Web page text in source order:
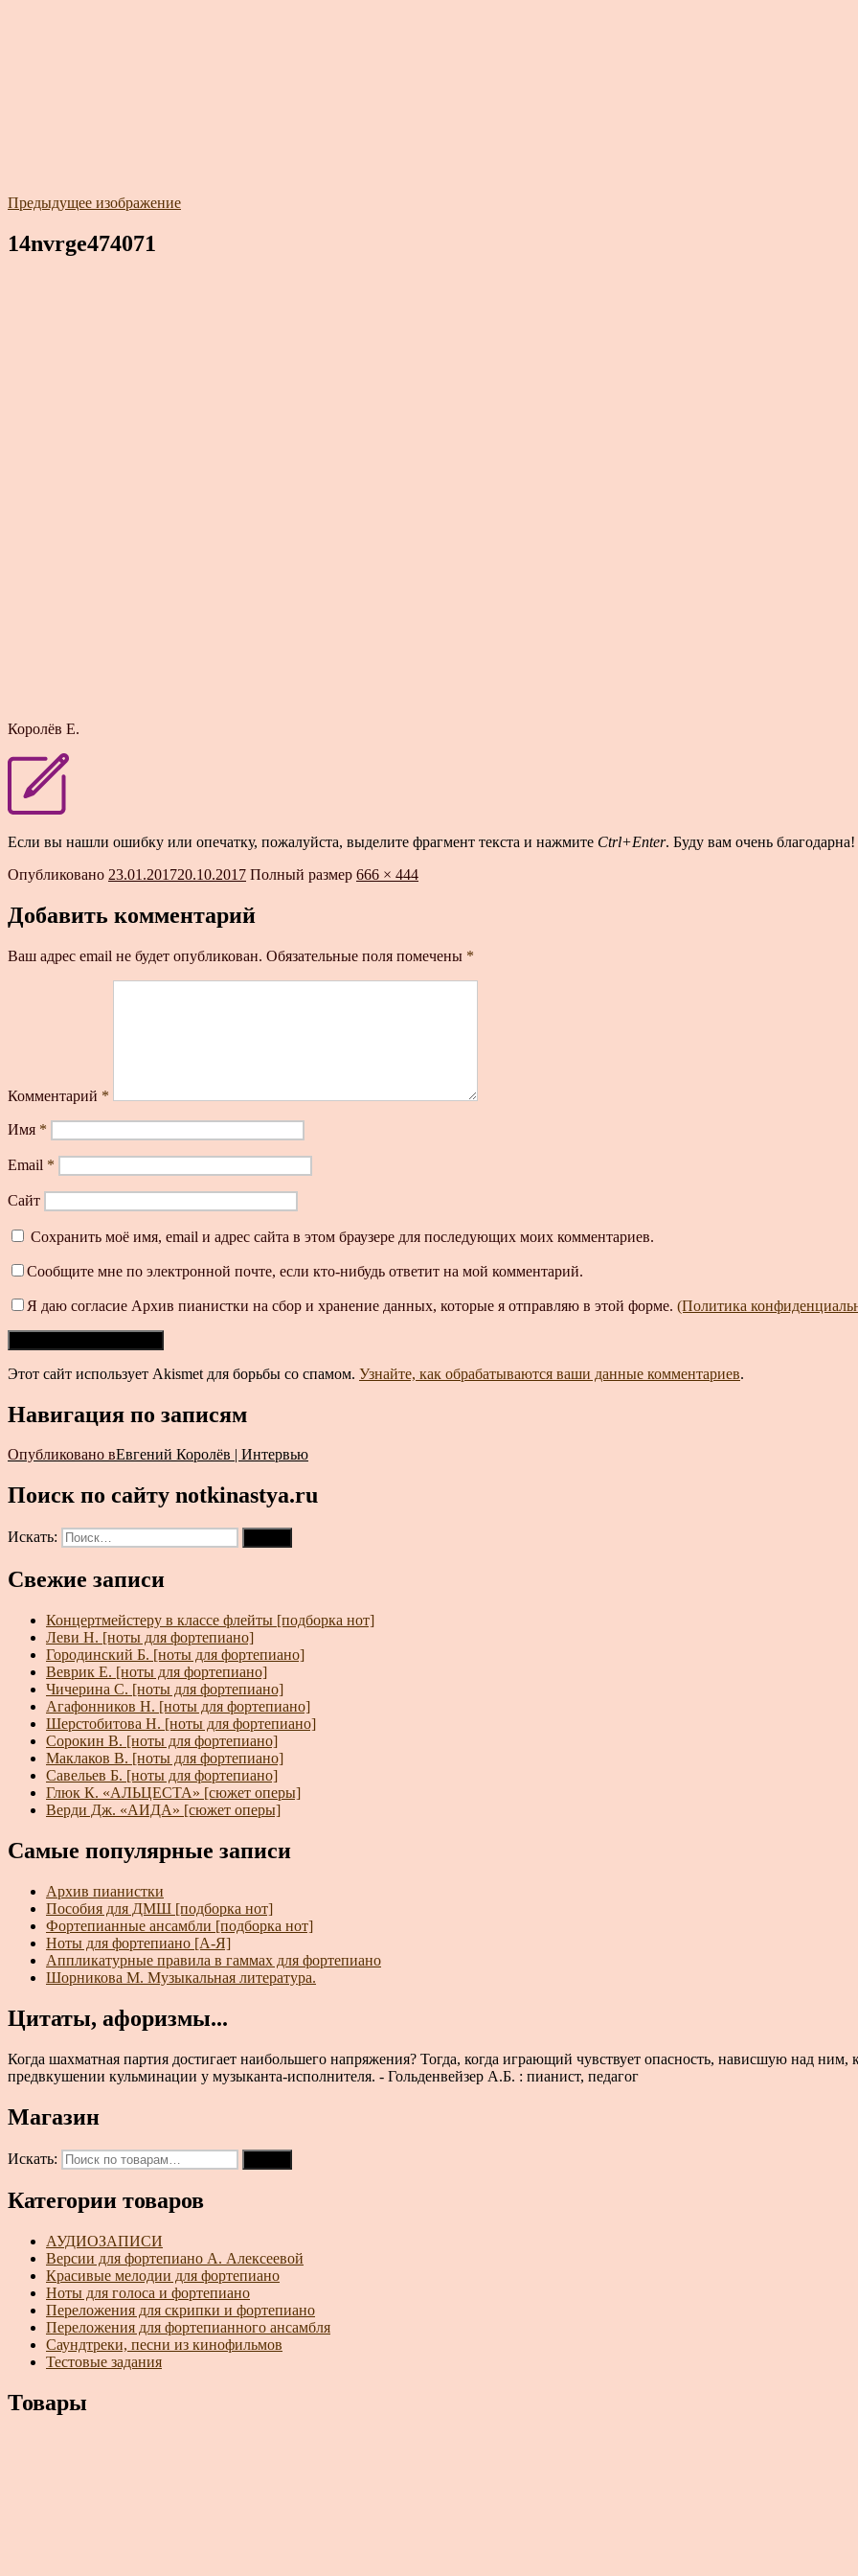
Предыдущее изображение
14nvrge474071
Королёв Е.
Если вы нашли ошибку или опечатку, пожалуйста, выделите фрагмент текста и нажмите Ctrl+Enter. Буду вам очень благодарна!
Опубликовано 23.01.201720.10.2017 Полный размер 666 × 444
Добавить комментарий
Ваш адрес email не будет опубликован. Обязательные поля помечены *
Комментарий *
Имя *
Email *
Сайт
Сохранить моё имя, email и адрес сайта в этом браузере для последующих моих комментариев.
Сообщите мне по электронной почте, если кто-нибудь ответит на мой комментарий.
Я даю согласие Архив пианистки на сбор и хранение данных, которые я отправляю в этой форме. (Политика
Этот сайт использует Akismet для борьбы со спамом. Узнайте, как обрабатываются ваши данные комментариев.
Навигация по записям
Опубликовано вЕвгений Королёв | Интервью
Поиск по сайту notkinastya.ru
Искать:
Свежие записи
Концертмейстеру в классе флейты [подборка нот]
Леви Н. [ноты для фортепиано]
Городинский Б. [ноты для фортепиано]
Веврик Е. [ноты для фортепиано]
Чичерина С. [ноты для фортепиано]
Агафонников Н. [ноты для фортепиано]
Шерстобитова Н. [ноты для фортепиано]
Сорокин В. [ноты для фортепиано]
Маклаков В. [ноты для фортепиано]
Савельев Б. [ноты для фортепиано]
Глюк К. «АЛЬЦЕСТА» [сюжет оперы]
Верди Дж. «АИДА» [сюжет оперы]
Самые популярные записи
Архив пианистки
Пособия для ДМШ [подборка нот]
Фортепианные ансамбли [подборка нот]
Ноты для фортепиано [А-Я]
Аппликатурные правила в гаммах для фортепиано
Шорникова М. Музыкальная литература.
Цитаты, афоризмы...
Когда шахматная партия достигает наибольшего напряжения? Тогда, когда играющий чувствует опасность, нависшую над
предвкушении кульминации у музыканта-исполнителя. - Гольденвейзер А.Б. : пианист, педагог
Магазин
Искать:
Категории товаров
АУДИОЗАПИСИ
Версии для фортепиано А. Алексеевой
Красивые мелодии для фортепиано
Ноты для голоса и фортепиано
Переложения для скрипки и фортепиано
Переложения для фортепианного ансамбля
Саундтреки, песни из кинофильмов
Тестовые задания
Товары